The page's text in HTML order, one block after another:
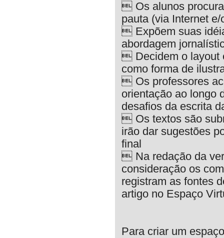
 Os alunos
pauta (via Internet
 Expõem suas
abordagem
 Decidem o layout
como forma de
 Os professores
orientação ao longo
desafios da escrita
 Os textos são
irão dar sugestões
final
 Na redação da
consideração os
registram as fontes
artigo no Espaço
Para criar um